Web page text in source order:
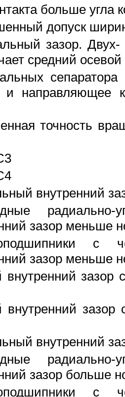
больше угла
допуск
зазор.
средний
сепаратора
и направляющее
точность
внутренний
радиально-
зазор меньше
с
зазор меньше
зазор
внутренний зазор
внутренний
радиально-
зазор больше
с